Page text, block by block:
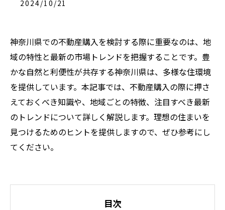
2024/10/21
神奈川県での不動産購入を検討する際に重要なのは、地
域の特性と最新の市場トレンドを把握することです。豊
かな自然と利便性が共存する神奈川県は、多様な住環境
を提供しています。本記事では、不動産購入の際に押さ
えておくべき知識や、地域ごとの特徴、注目すべき最新
のトレンドについて詳しく解説します。理想の住まいを
見つけるためのヒントを提供しますので、ぜひ参考にし
てください。
目次